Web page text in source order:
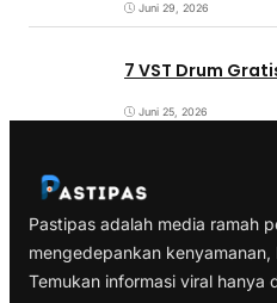
Juni 29, 2026
7 VST Drum
Juni 25, 2026
Pastipas adalah media ramah
mengedepankan
Temukan informasi viral hanya